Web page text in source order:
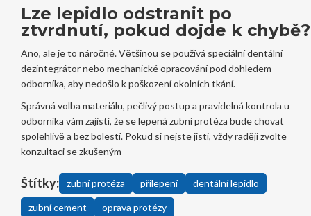
Lze lepidlo odstranit po
ztvrdnutí, pokud dojde k chybě?
Ano, ale je to náročné. Většinou se používá speciální dentální
dezintegrátor nebo mechanické opracování pod dohledem
odborníka, aby nedošlo k poškození okolních tkání.
Správná volba materiálu, pečlivý postup a pravidelná kontrola u
odborníka vám zajistí, že se lepená zubní protéza bude chovat
spolehlivě a bez bolestí. Pokud si nejste jisti, vždy raději zvolte
konzultaci se zkušeným
Štítky: zubní protéza přilepení dentální lepidlo
zubní cement oprava protézy